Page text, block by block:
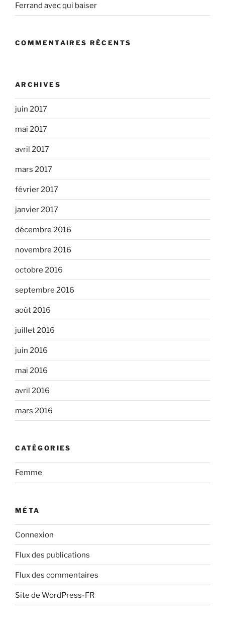
Ferrand avec qui baiser
COMMENTAIRES RÉCENTS
ARCHIVES
juin 2017
mai 2017
avril 2017
mars 2017
février 2017
janvier 2017
décembre 2016
novembre 2016
octobre 2016
septembre 2016
août 2016
juillet 2016
juin 2016
mai 2016
avril 2016
mars 2016
CATÉGORIES
Femme
MÉTA
Connexion
Flux des publications
Flux des commentaires
Site de WordPress-FR